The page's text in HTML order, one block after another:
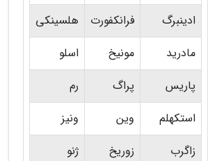
ادینبرگ
فرانکفورت
هلسینکی
مادرید
مونیخ
اسلو
پاریس
پراگ
رم
استکهلم
وین
ونیز
زاگرب
زوریخ
ژنو